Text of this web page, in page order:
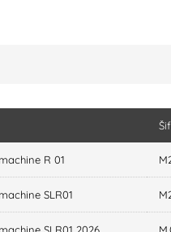
R 01
SLR01